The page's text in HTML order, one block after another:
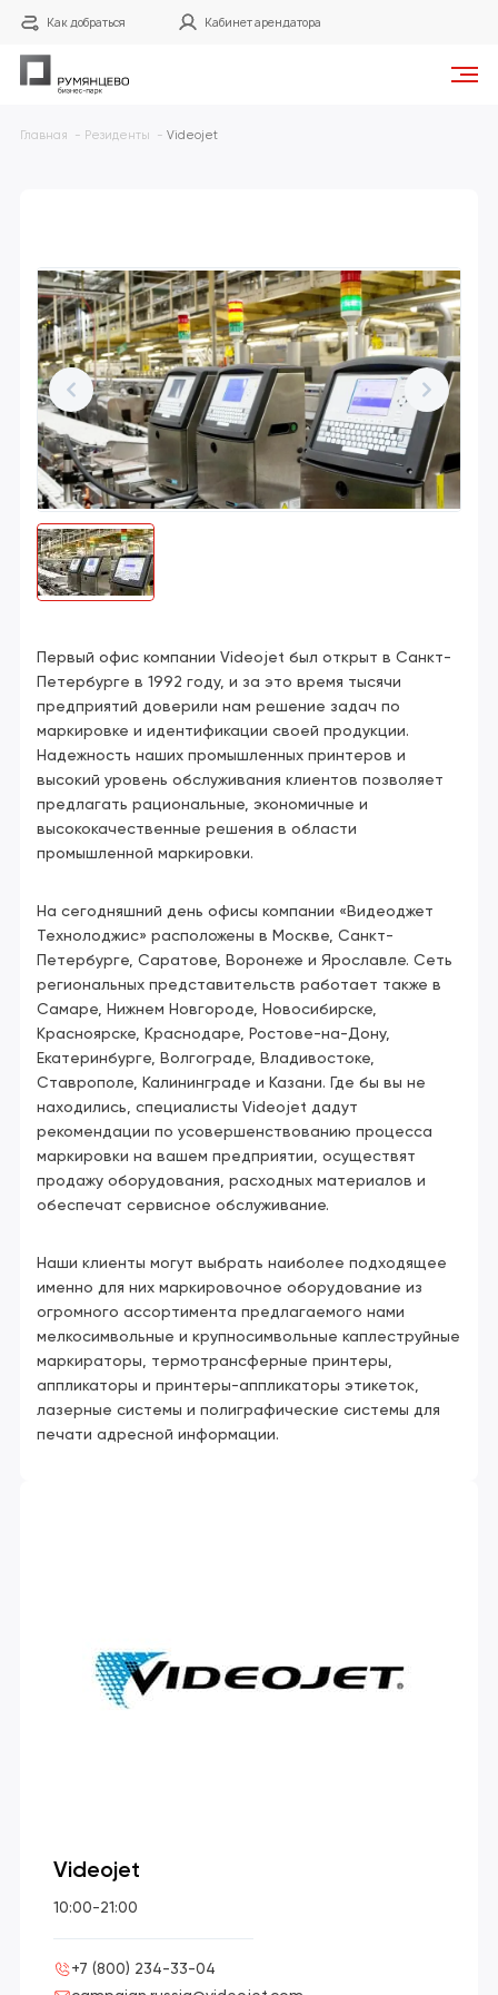
Как добраться Кабинет арендатора
Главная Резиденты Videojet
Первый офис компании Videojet был открыт в Санкт-
Петербурге в 1992 году, и за это время тысячи
предприятий доверили нам решение задач по
маркировке и идентификации своей продукции.
Надежность наших промышленных принтеров и
высокий уровень обслуживания клиентов позволяет
предлагать рациональные, экономичные и
высококачественные решения в области
промышленной маркировки.
На сегодняшний день офисы компании «Видеоджет
Технолоджис» расположены в Москве, Санкт-
Петербурге, Саратове, Воронеже и Ярославле. Сеть
региональных представительств работает также в
Самаре, Нижнем Новгороде, Новосибирске,
Красноярске, Краснодаре, Ростове-на-Дону,
Екатеринбурге, Волгограде, Владивостоке,
Ставрополе, Калининграде и Казани. Где бы вы не
находились, специалисты Videojet дадут
рекомендации по усовершенствованию процесса
маркировки на вашем предприятии, осуществят
продажу оборудования, расходных материалов и
обеспечат сервисное обслуживание.
Наши клиенты могут выбрать наиболее подходящее
именно для них маркировочное оборудование из
огромного ассортимента предлагаемого нами
мелкосимвольные и крупносимвольные каплеструйные
маркираторы, термотрансферные принтеры,
аппликаторы и принтеры-аппликаторы этикеток,
лазерные системы и полиграфические системы для
печати адресной информации.
Videojet
10:00-21:00
+7 (800) 234-33-04